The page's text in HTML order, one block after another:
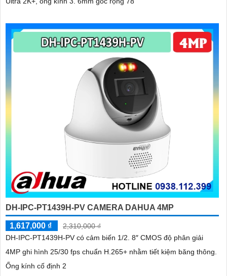
DH-IPC-PT1439H-PV CAMERA DAHUA 4MP
1,617,000 ₫
2,310,000 ₫
DH-IPC-PT1439H-PV có cảm biến 1/2. 8″ CMOS độ phân giải
4MP ghi hình 25/30 fps chuẩn H.265+ nhằm tiết kiệm băng thông.
Ống kính cố định 2